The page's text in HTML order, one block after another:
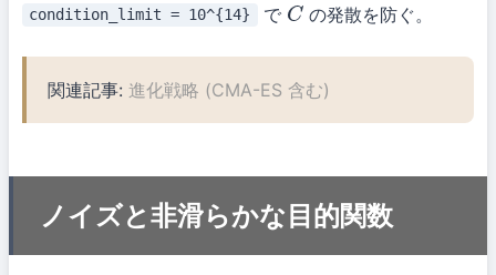
condition_limit = 10^{14} で Cの発散を防ぐ。
関連記事:進化戦略 (CMA-ES 含む)
ノイズと非滑らかな目的関数